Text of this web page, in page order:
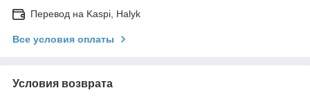
Перевод на Kaspi, Halyk
Все условия оплаты
Условия возврата